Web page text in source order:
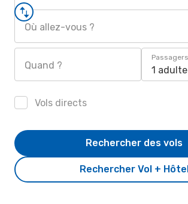
Où allez-vous ?
Quand ?
Passagers
1 adulte
Vols directs
Rechercher Vol +
Rechercher des vols